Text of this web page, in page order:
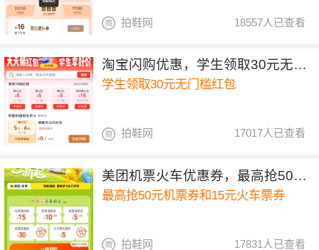
18557人已查看
拍鞋网
淘宝闪购优惠，学生领取30元无门槛红包
学生领取30元无门槛红包
17017人已查看
拍鞋网
美团机票火车优惠券，最高抢50元机票券和15元火车票券
最高抢50元机票券和15元火车票券
17831人已查看
拍鞋网